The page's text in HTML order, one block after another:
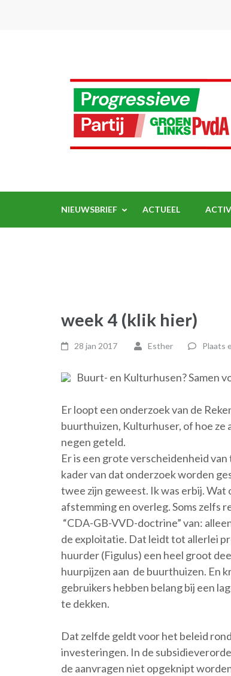
NIEUWSBRIEF ACTUEEL
week 4 (klik hier)
28 jan 2017 Esther Plaats
Buurt- en Kulturhusen? Samen
Er loopt een onderzoek van de
buurthuizen, Kulturhuser, of hoe ze
negen geteld.
Er is een grote verscheidenheid
kader van dat onderzoek worden
twee zijn geweest. Ik was erbij.
afstemming en overleg. Soms
“CDA-GB-VVD-doctrine” van:
de exploitatie. Dat leidt tot allerlei
huurder (Figulus) een heel groot
huurpijzen aan de buurthuizen. En
gebruikers hebben belang bij een
te dekken.
Dat zelfde geldt voor het beleid
investeringen. In de
de aanvragen niet opgeknipt